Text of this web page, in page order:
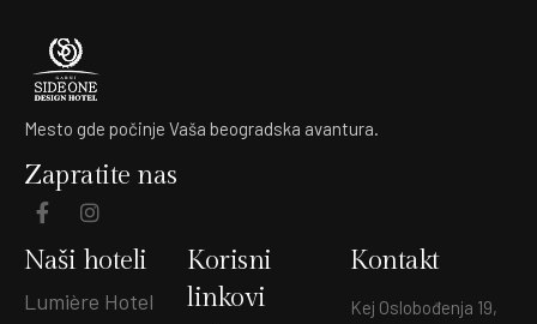
Mesto gde počinje Vaša beogradska avantura.
Zapratite nas
Naši hoteli
Lumière Hotel
Korisni
linkovi
Kontakt
Kej Oslobođenja 19,